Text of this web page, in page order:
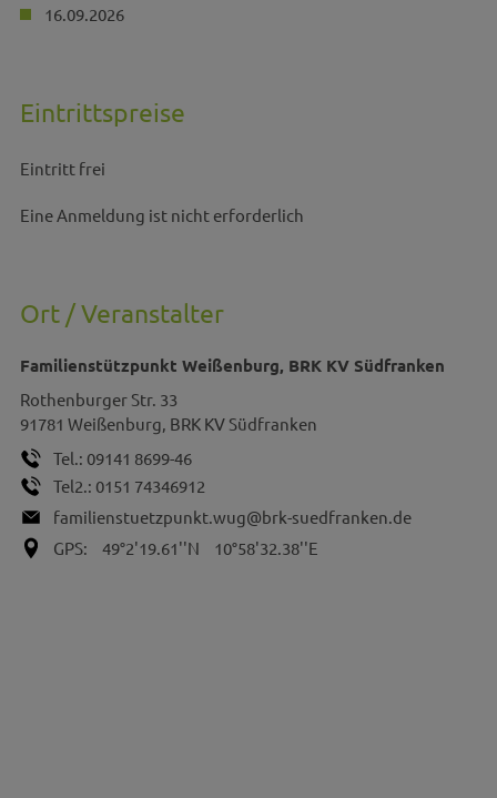
16.09.2026
Eintrittspreise
Eintritt frei
Eine Anmeldung ist nicht erforderlich
Ort / Veranstalter
Familienstützpunkt Weißenburg, BRK KV Südfranken
Rothenburger Str. 33
91781 Weißenburg, BRK KV Südfranken
Tel.: 09141 8699-46
Tel2.: 0151 74346912
familienstuetzpunkt.wug@brk-suedfranken.de
GPS:
49°2'19.61''N 10°58'32.38''E